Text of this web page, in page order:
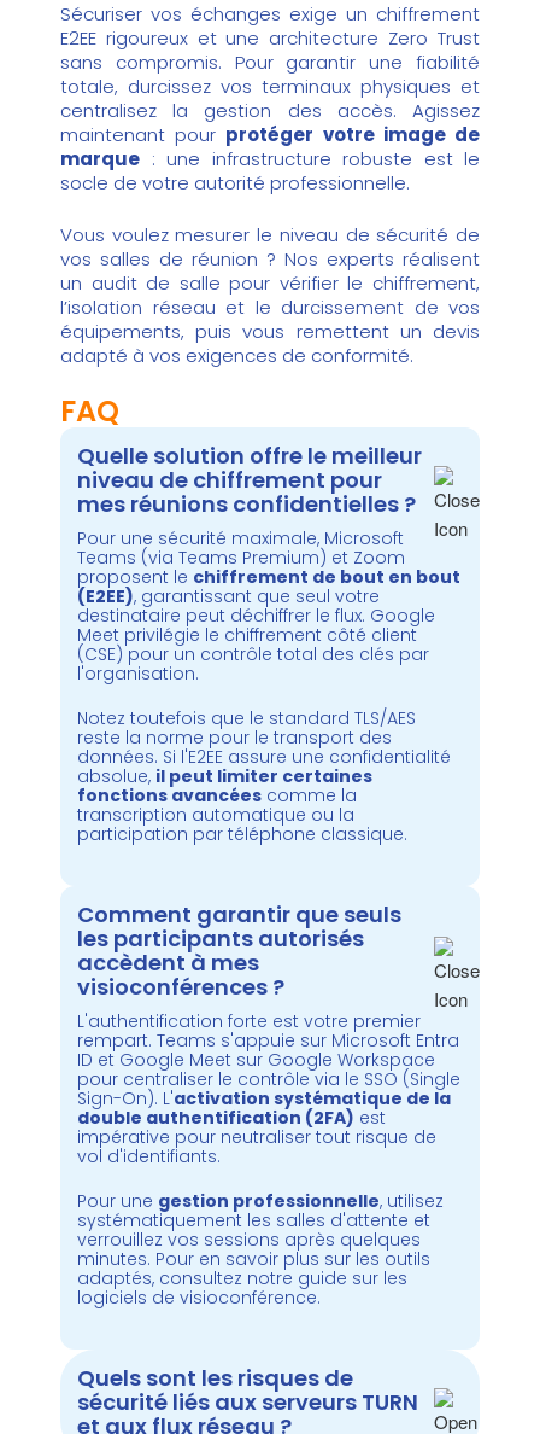
Sécuriser vos échanges exige un chiffrement
E2EE rigoureux et une architecture Zero Trust
sans compromis. Pour garantir une fiabilité
totale, durcissez vos terminaux physiques et
centralisez la gestion des accès. Agissez
maintenant pour protéger votre image de
marque : une infrastructure robuste est le
socle de votre autorité professionnelle.
Vous voulez mesurer le niveau de sécurité de
vos salles de réunion ? Nos experts réalisent
un audit de salle pour vérifier le chiffrement,
l’isolation réseau et le durcissement de vos
équipements, puis vous remettent un devis
adapté à vos exigences de conformité.
FAQ
Quelle solution offre le meilleur
niveau de chiffrement pour
mes réunions confidentielles ?
Pour une sécurité maximale, Microsoft
Teams (via Teams Premium) et Zoom
proposent le chiffrement de bout en bout
(E2EE), garantissant que seul votre
destinataire peut déchiffrer le flux. Google
Meet privilégie le chiffrement côté client
(CSE) pour un contrôle total des clés par
l'organisation.
Notez toutefois que le standard TLS/AES
reste la norme pour le transport des
données. Si l'E2EE assure une confidentialité
absolue, il peut limiter certaines
fonctions avancées comme la
transcription automatique ou la
participation par téléphone classique.
Comment garantir que seuls
les participants autorisés
accèdent à mes
visioconférences ?
L'authentification forte est votre premier
rempart. Teams s'appuie sur Microsoft Entra
ID et Google Meet sur Google Workspace
pour centraliser le contrôle via le SSO (Single
Sign-On). L'activation systématique de la
double authentification (2FA) est
impérative pour neutraliser tout risque de
vol d'identifiants.
Pour une gestion professionnelle, utilisez
systématiquement les salles d'attente et
verrouillez vos sessions après quelques
minutes. Pour en savoir plus sur les outils
adaptés, consultez notre guide sur les
logiciels de visioconférence.
Quels sont les risques de
sécurité liés aux serveurs TURN
et aux flux réseau ?